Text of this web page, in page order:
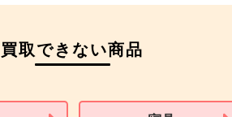
ご成約時に必要なもの
本人 確認書類